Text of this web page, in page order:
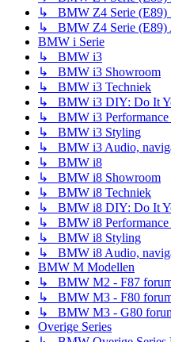
↳ BMW Z4 Serie (E89)
↳ BMW Z4 Serie (E89)
BMW i Serie
↳ BMW i3
↳ BMW i3 Showroom
↳ BMW i3 Techniek
↳ BMW i3 DIY: Do It
↳ BMW i3 Performance
↳ BMW i3 Styling
↳ BMW i3 Audio,
↳ BMW i8
↳ BMW i8 Showroom
↳ BMW i8 Techniek
↳ BMW i8 DIY: Do It
↳ BMW i8 Performance
↳ BMW i8 Styling
↳ BMW i8 Audio,
BMW M Modellen
↳ BMW M2 - F87
↳ BMW M3 - F80
↳ BMW M3 - G80
Overige Series